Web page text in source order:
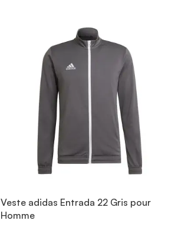
Veste adidas Entrada 22 Gris pour
Homme